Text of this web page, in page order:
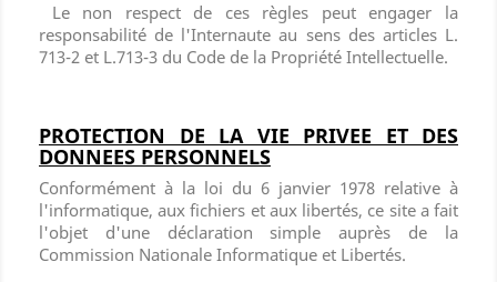
Le non respect de ces règles peut engager la
responsabilité de l'Internaute au sens des articles L.
713-2 et L.713-3 du Code de la Propriété Intellectuelle.
PROTECTION DE LA VIE PRIVEE ET DES
DONNEES PERSONNELS
Conformément à la loi du 6 janvier 1978 relative à
l'informatique, aux fichiers et aux libertés, ce site a fait
l'objet d'une déclaration simple auprès de la
Commission Nationale Informatique et Libertés.